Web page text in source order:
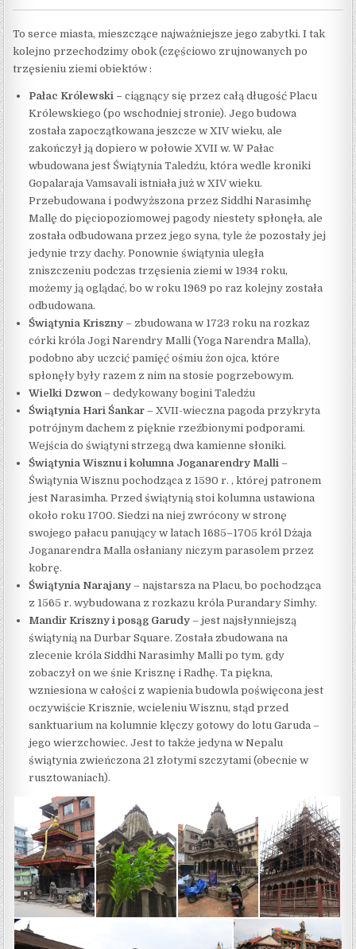
To serce miasta, mieszczące najważniejsze jego zabytki. I tak
kolejno przechodzimy obok (częściowo zrujnowanych po
trzęsieniu ziemi obiektów :
Pałac Królewski –ciągnący się przez całą długość Placu
Królewskiego (po wschodniej stronie). Jego budowa
została zapoczątkowana jeszcze w XIV wieku, ale
zakończył ją dopiero w połowie XVII w. W Pałac
wbudowana jest Świątynia Taledźu, która wedle kroniki
Gopalaraja Vamsavali istniała już w XIV wieku.
Przebudowana i podwyższona przez Siddhi Narasimhę
Mallę do pięciopoziomowej pagody niestety spłonęła, ale
została odbudowana przez jego syna, tyle że pozostały jej
jedynie trzy dachy. Ponownie świątynia uległa
zniszczeniu podczas trzęsienia ziemi w 1934 roku,
możemy ją oglądać, bo w roku 1969 po raz kolejny została
odbudowana.
Świątynia Kriszny– zbudowana w 1723 roku na rozkaz
córki króla Jogi Narendry Malli (Yoga Narendra Malla),
podobno aby uczcić pamięć ośmiu żon ojca, które
spłonęły były razem z nim na stosie pogrzebowym.
Wielki Dzwon – dedykowany bogini Taledźu
Świątynia Hari Śankar – XVII-wieczna pagoda przykryta
potrójnym dachem z pięknie rzeźbionymi podporami.
Wejścia do świątyni strzegą dwa kamienne słoniki.
Świątynia Wisznu i kolumna Joganarendry Malli –
Świątynia Wisznu pochodząca z 1590 r. , której patronem
jest Narasimha. Przed świątynią stoi kolumna ustawiona
około roku 1700. Siedzi na niej zwrócony w stronę
swojego pałacu panujący w latach 1685–1705 król Dżaja
Joganarendra Malla osłaniany niczym parasolem przez
kobrę.
Świątynia Narajany – najstarsza na Placu, bo pochodząca
z 1565 r. wybudowana z rozkazu króla Purandary Simhy.
Mandir Kriszny i posąg Garudy – jest najsłynniejszą
świątynią na Durbar Square. Została zbudowana na
zlecenie króla Siddhi Narasimhy Malli po tym, gdy
zobaczył on we śnie Krisznę i Radhę. Ta piękna,
wzniesiona w całości z wapienia budowla poświęcona jest
oczywiście Krisznie, wcieleniu Wisznu, stąd przed
sanktuarium na kolumnie klęczy gotowy do lotu Garuda –
jego wierzchowiec. Jest to także jedyna w Nepalu
świątynia zwieńczona 21 złotymi szczytami (obecnie w
rusztowaniach).